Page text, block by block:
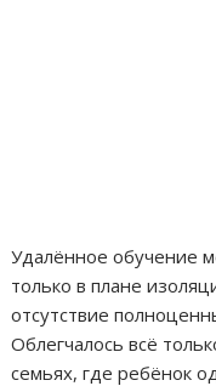
Удалённое обучение
только в плане
отсутствие
Облегчалось всё
семьях, где ребёнок